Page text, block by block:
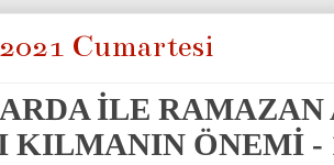
Cumartesi
İLE RAMAZAN
KILMANIN ÖNEMİ -